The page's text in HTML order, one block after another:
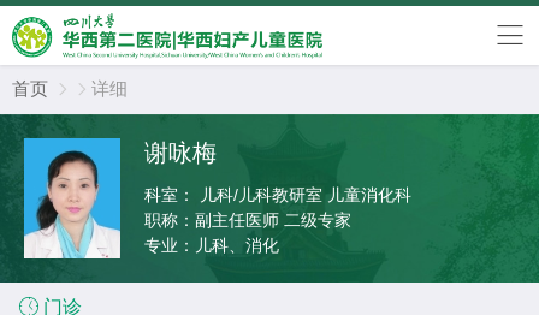
首页   详细
谢咏梅
科室：
儿科/儿科教研室 儿童消化科
职称： 副主任医师 二级专家
专业： 儿科、消化
 门诊